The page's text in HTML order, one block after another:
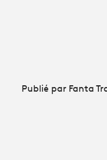
Publié par Fanta